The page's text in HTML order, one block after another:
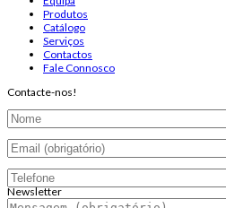
Produtos
Catálogo
Serviços
Contactos
Fale Connosco
Contacte-nos!
Newsletter